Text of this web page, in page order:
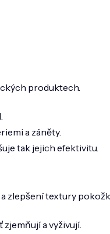
produktech.
a záněty.
tak jejich efektivitu.
zlepšení textury
a vyživují.